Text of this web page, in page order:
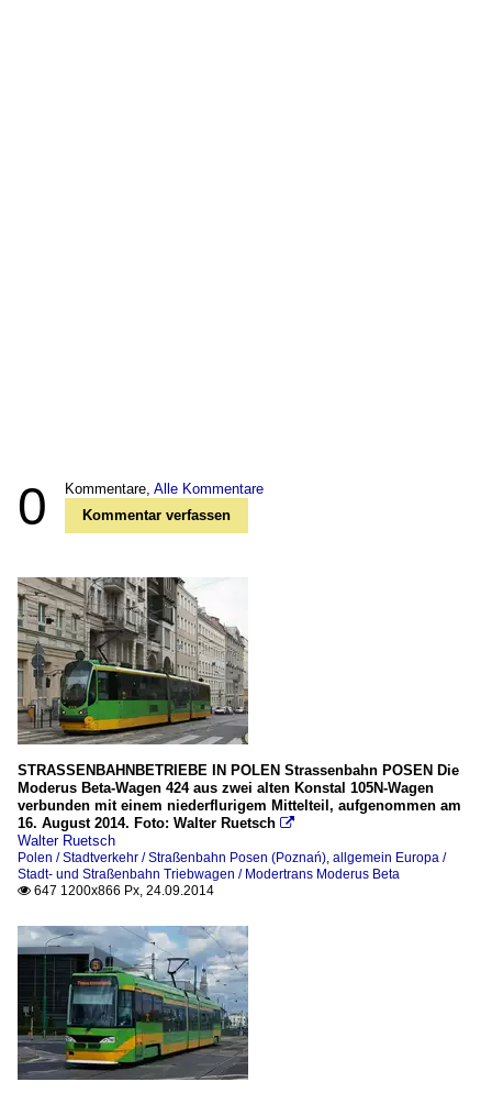
0 Kommentare, Alle Kommentare
Kommentar verfassen
STRASSENBAHNBETRIEBE IN POLEN Strassenbahn POSEN Die
Moderus Beta-Wagen 424 aus zwei alten Konstal 105N-Wagen
verbunden mit einem niederflurigem Mittelteil, aufgenommen am
16. August 2014. Foto: Walter Ruetsch 
Walter Ruetsch
Polen / Stadtverkehr / Straßenbahn Posen (Poznań), allgemein Europa /
Stadt- und Straßenbahn Triebwagen / Modertrans Moderus Beta
 647 1200x866 Px, 24.09.2014